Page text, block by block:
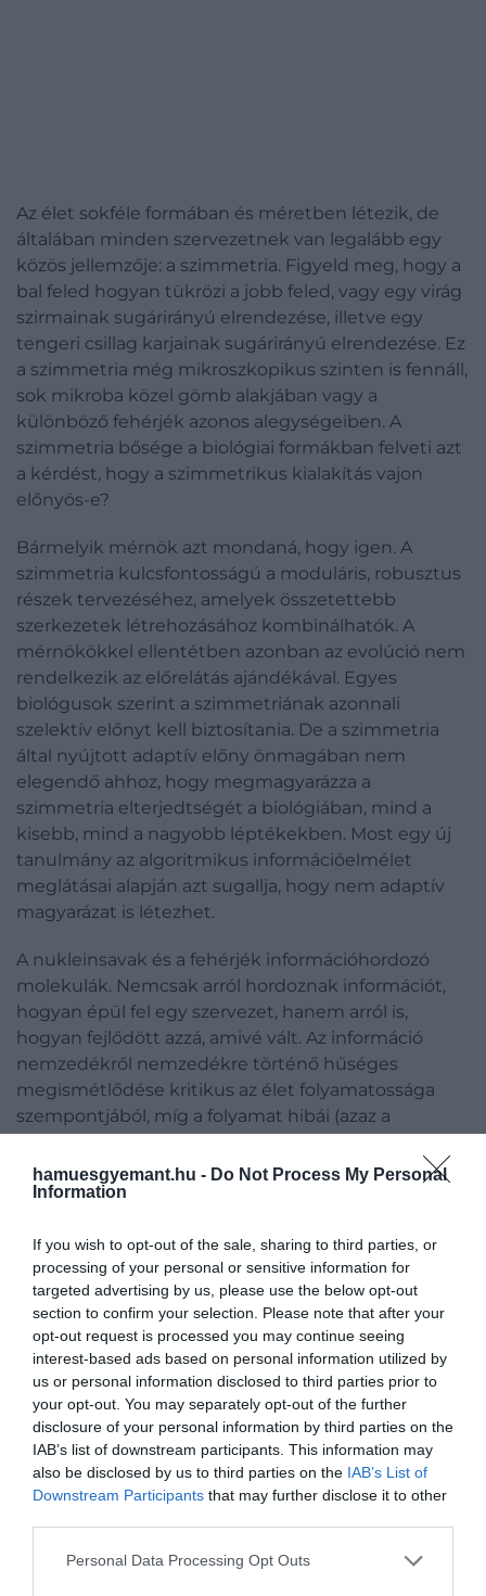
hamuesgyemant.hu - Do Not Process My Personal
Information
If you wish to opt-out of the sale, sharing to third parties, or
processing of your personal or sensitive information for
targeted advertising by us, please use the below opt-out
section to confirm your selection. Please note that after your
opt-out request is processed you may continue seeing
interest-based ads based on personal information utilized by
us or personal information disclosed to third parties prior to
your opt-out. You may separately opt-out of the further
disclosure of your personal information by third parties on the
IAB’s list of downstream participants. This information may
also be disclosed by us to third parties on the IAB’s List of
Downstream Participants that may further disclose it to other
Please note that this website/app uses one or more Google
Personal Data Processing Opt Outs
Az élet sokféle formában és méretben létezik, de
általában minden szervezetnek van legalább egy
közös jellemzője: a szimmetria. Figyeld meg, hogy a
bal feled hogyan tükrözi a jobb feled, vagy egy virág
szirmainak sugárirányú elrendezése, illetve egy
tengeri csillag karjainak sugárirányú elrendezése. Ez
a szimmetria még mikroszkopikus szinten is fennáll,
sok mikroba közel gömb alakjában vagy a
különböző fehérjék azonos alegységeiben. A
szimmetria bősége a biológiai formákban felveti azt
a kérdést, hogy a szimmetrikus kialakítás vajon
előnyös-e?
Bármelyik mérnök azt mondaná, hogy igen. A
szimmetria kulcsfontosságú a moduláris, robusztus
részek tervezéséhez, amelyek összetettebb
szerkezetek létrehozásához kombinálhatók. A
mérnökökkel ellentétben azonban az evolúció nem
rendelkezik az előrelátás ajándékával. Egyes
biológusok szerint a szimmetriának azonnali
szelektív előnyt kell biztosítania. De a szimmetria
által nyújtott adaptív előny önmagában nem
elegendő ahhoz, hogy megmagyarázza a
szimmetria elterjedtségét a biológiában, mind a
kisebb, mind a nagyobb léptékekben. Most egy új
tanulmány az algoritmikus információelmélet
meglátásai alapján azt sugallja, hogy nem adaptív
magyarázat is létezhet.
A nukleinsavak és a fehérjék információhordozó
molekulák. Nemcsak arról hordoznak információt,
hogyan épül fel egy szervezet, hanem arról is,
hogyan fejlődött azzá, amivé vált. Az információ
nemzedékről nemzedékre történő hűséges
megismétlődése kritikus az élet folyamatossága
szempontjából, míg a folyamat hibái (azaz a
információelméletben a Kolmogorov-féle
komplexitás azt írja le, hogy mennyi számítás
püfölő metaforikus majom sokkal valószínűbb, hogy
egy egyszerű szkriptet ír fel. Hasonlóképpen, az
evolúció is valószínűbb, hogy egyszerűbb, mint
összetettebb tulajdonságokat hoz létre.
A tanulmány szerzői megállapították, hogy mivel a
szimmetrikus struktúrák kódolásához kevesebb
információra van szükség, sokkal nagyobb
valószínűséggel jelennek meg potenciális
variációként. Hipotézisük ellenőrzésére a kutatók
szimmetriát kerestek fehérjekomplexekben, RNS-
struktúrákban és génhálózatokban. A fehérje
alegységek határfelületeken keresztül